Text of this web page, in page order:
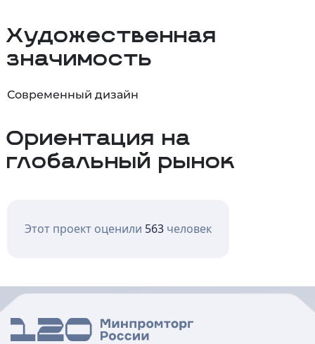
Художественная
значимость
Современный дизайн
Ориентация на
глобальный рынок
Этот проект оценили 563 человек